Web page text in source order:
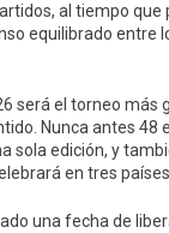
al tiempo que
equilibrado entre
será el torneo más
Nunca antes 48
sola edición, y
en tres
una fecha de